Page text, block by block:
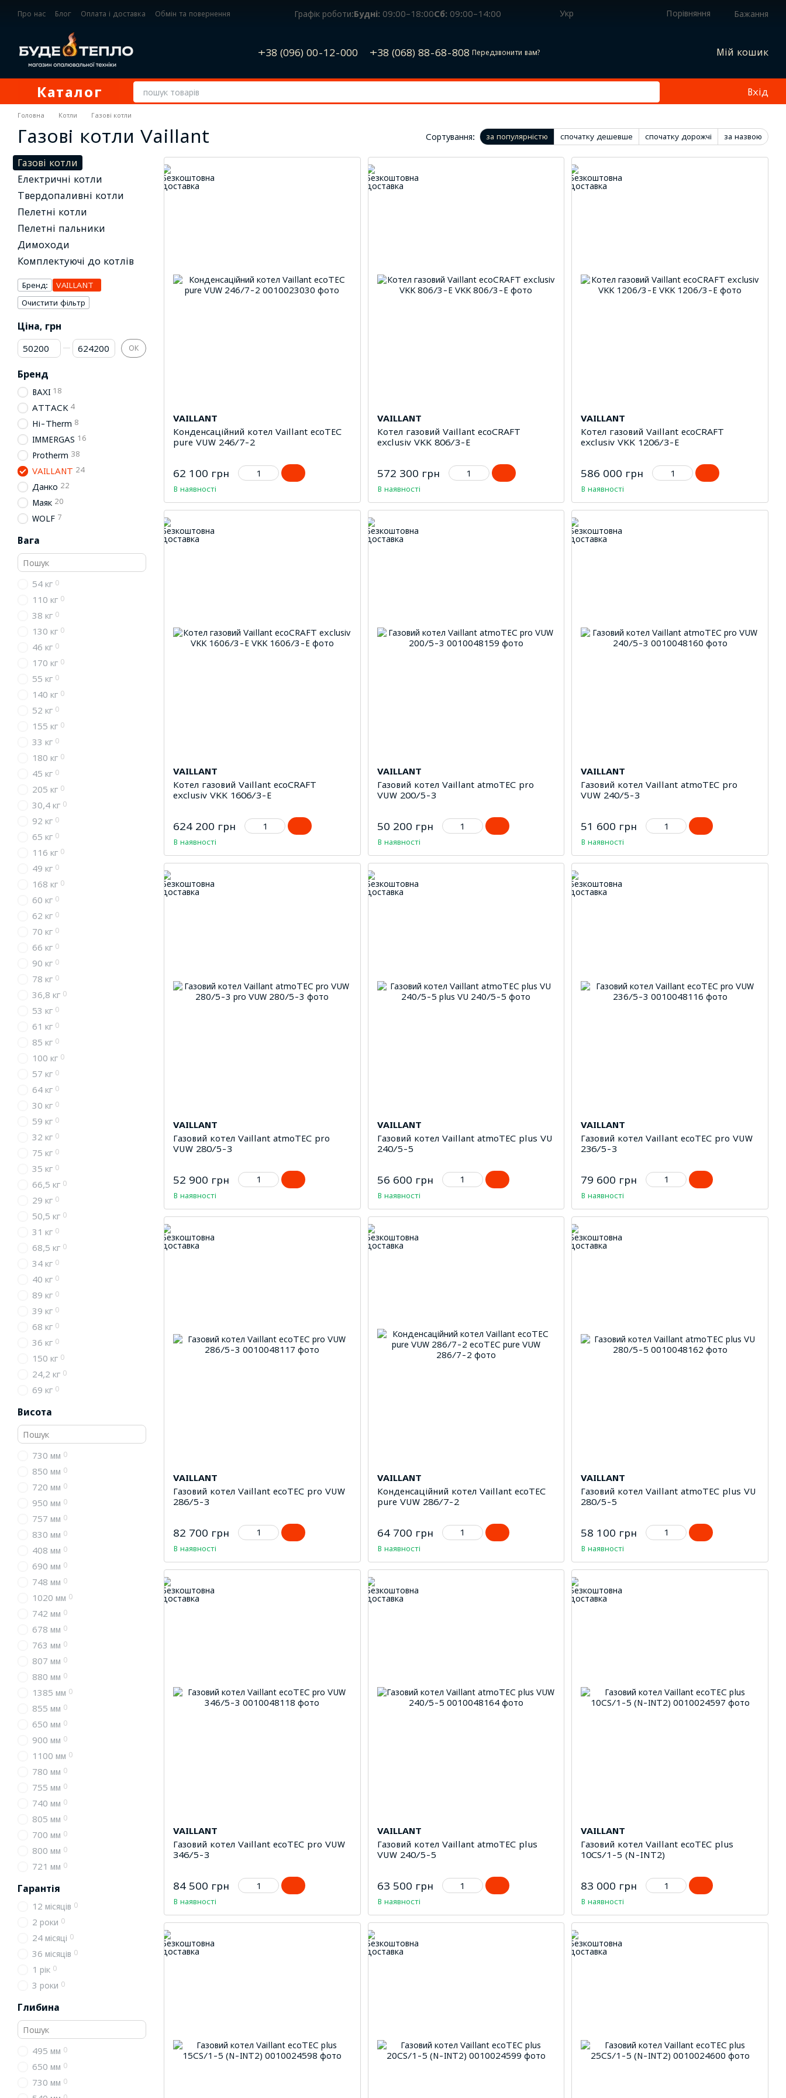
Про нас Блог Оплата і доставка
Обмін та повернення
Графік роботи:Будні: 09:00–18:00Сб: 09:00–14:00 Укр Порівняння Бажання
+38 (096) 00-12-000 +38 (068) 88-68-808 Передзвонити вам? Мій кошик
Каталог Вхід
Головна Котли Газові котли
Газові котли Vaillant Сортування: за популярністю спочатку дешевше спочатку дорожчі за назвою
VAILLANT
Конденсаційний котел Vaillant ecoTEC
pure VUW 246/7-2
62 100 грн
В наявності
VAILLANT
Котел газовий Vaillant ecoCRAFT
exclusiv VKK 806/3-E
572 300 грн
В наявності
VAILLANT
Котел газовий Vaillant ecoCRAFT
exclusiv VKK 1206/3-E
586 000 грн
В наявності
VAILLANT
Котел газовий Vaillant ecoCRAFT
exclusiv VKK 1606/3-E
624 200 грн
В наявності
VAILLANT
Газовий котел Vaillant atmoTEC pro
VUW 200/5-3
50 200 грн
В наявності
VAILLANT
Газовий котел Vaillant atmoTEC pro
VUW 240/5-3
51 600 грн
В наявності
VAILLANT
Газовий котел Vaillant atmoTEC pro
VUW 280/5-3
52 900 грн
В наявності
VAILLANT
Газовий котел Vaillant atmoTEC plus VU
240/5-5
56 600 грн
В наявності
VAILLANT
Газовий котел Vaillant ecoTEC pro VUW
236/5-3
79 600 грн
В наявності
VAILLANT
Газовий котел Vaillant ecoTEC pro VUW
286/5-3
82 700 грн
В наявності
VAILLANT
Конденсаційний котел Vaillant ecoTEC
pure VUW 286/7-2
64 700 грн
В наявності
VAILLANT
Газовий котел Vaillant atmoTEC plus VU
280/5-5
58 100 грн
В наявності
VAILLANT
Газовий котел Vaillant ecoTEC pro VUW
346/5-3
84 500 грн
В наявності
VAILLANT
Газовий котел Vaillant atmoTEC plus
VUW 240/5-5
63 500 грн
В наявності
VAILLANT
Газовий котел Vaillant ecoTEC plus
10CS/1-5 (N-INT2)
83 000 грн
В наявності
Газові котли
Електричні котли
Твердопаливні котли
Пелетні котли
Пелетні пальники
Димоходи
Комплектуючі до котлів
Бренд:
VAILLANT
Очистити фільтр
Ціна, грн
Від Ціна, грн
До Ціна, грн ОК
Бренд
BAXI 18
ATTACK 4
Hi-Therm 8
IMMERGAS 16
Protherm 38
VAILLANT 24
Данко 22
Маяк 20
WOLF 7
Вага
54 кг 0
110 кг 0
38 кг 0
130 кг 0
46 кг 0
170 кг 0
55 кг 0
140 кг 0
52 кг 0
155 кг 0
33 кг 0
180 кг 0
45 кг 0
205 кг 0
30,4 кг 0
92 кг 0
65 кг 0
116 кг 0
49 кг 0
168 кг 0
60 кг 0
62 кг 0
70 кг 0
66 кг 0
90 кг 0
78 кг 0
36,8 кг 0
53 кг 0
61 кг 0
85 кг 0
100 кг 0
57 кг 0
64 кг 0
30 кг 0
59 кг 0
32 кг 0
75 кг 0
35 кг 0
66,5 кг 0
29 кг 0
50,5 кг 0
31 кг 0
68,5 кг 0
34 кг 0
40 кг 0
89 кг 0
39 кг 0
68 кг 0
36 кг 0
150 кг 0
24,2 кг 0
69 кг 0
Висота
730 мм 0
850 мм 0
720 мм 0
950 мм 0
757 мм 0
830 мм 0
408 мм 0
690 мм 0
748 мм 0
1020 мм 0
742 мм 0
678 мм 0
763 мм 0
807 мм 0
880 мм 0
1385 мм 0
855 мм 0
650 мм 0
900 мм 0
1100 мм 0
780 мм 0
755 мм 0
740 мм 0
805 мм 0
700 мм 0
800 мм 0
721 мм 0
Гарантія
12 місяців 0
2 роки 0
24 місяці 0
36 місяців 0
1 рік 0
3 роки 0
Глибина
495 мм 0
650 мм 0
730 мм 0